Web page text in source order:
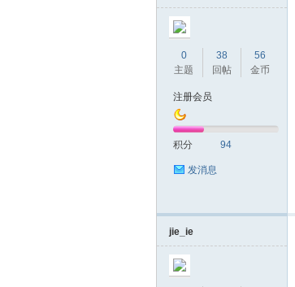
0
主题
38
回帖
56
金币
注册会员
积分 94
发消息
jie_ie